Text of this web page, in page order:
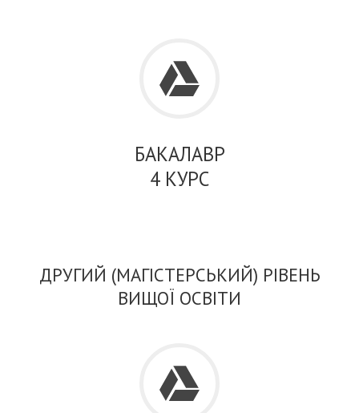
БАКАЛАВР
4 КУРС
ДРУГИЙ (МАГІСТЕРСЬКИЙ) РІВЕНЬ
ВИЩОЇ ОСВІТИ